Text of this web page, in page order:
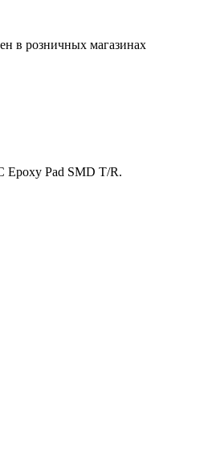
в розничных магазинах
Epoxy Pad SMD T/R.